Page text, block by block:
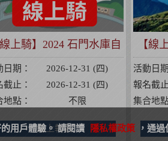
線上騎】2024 石門水庫自
行車挑戰賽
日期：
2026-12-31 (四)
截止：
2026-12-31 (四)
地點：
不限
線上報名
【線
活動日期
報名截止
集合地點
用戶體驗。 請閱讀 隱私權政策 ，通